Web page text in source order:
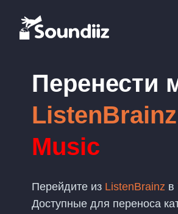
Перенести
ListenBrainz
Music
Перейдите из ListenBrainz в
Доступные для переноса